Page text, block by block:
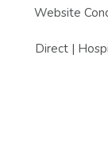
Website
Direct |